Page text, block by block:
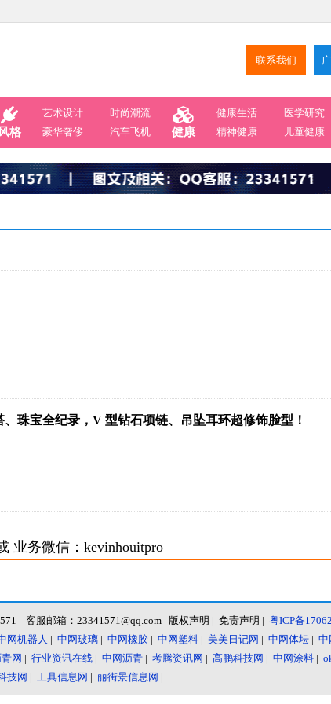
联系我们
风格
艺术设计
时尚潮流
豪华奢侈
汽车飞机 健康
健康生活
医学研究
精神健康
儿童健康
珠宝全纪录，V 型钻石项链、吊坠耳环超修饰脸型！
业务微信：kevinhouitpro
客服邮箱：23341571@qq.com 版权声明 | 免责声明 | 粤ICP备
网机器人 | 中网玻璃 | 中网橡胶 | 中网塑料 | 美美日记网 | 中网体坛 | 中
网 | 行业资讯在线 | 中网沥青 | 考腾资讯网 | 高鹏科技网 | 中网涂料 |
技网 | 工具信息网 | 丽街景信息网 |